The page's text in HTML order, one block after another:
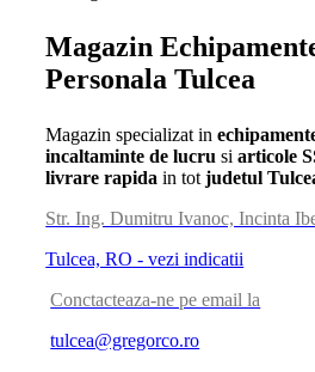
Magazin
Personala Tulcea
Magazin specializat in
incaltaminte de lucru siarticole
livrare rapida in totjudetul
Str. Ing. Dumitru Ivanoc, Incinta
Tulcea, RO - vezi indicatii
Conctacteaza-ne pe email la
tulcea@gregorco.ro